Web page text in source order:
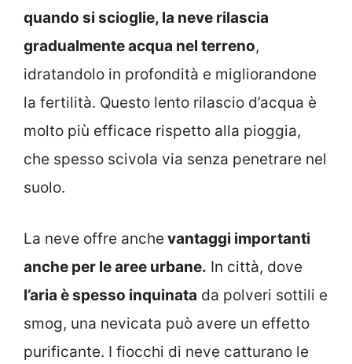
quando si scioglie, la neve rilascia
gradualmente acqua nel terreno,
idratandolo in profondità e migliorandone
la fertilità. Questo lento rilascio d’acqua è
molto più efficace rispetto alla pioggia,
che spesso scivola via senza penetrare nel
suolo.
La neve offre anche vantaggi importanti
anche per le aree urbane. In città, dove
l’aria è spesso inquinata da polveri sottili e
smog, una nevicata può avere un effetto
purificante. I fiocchi di neve catturano le